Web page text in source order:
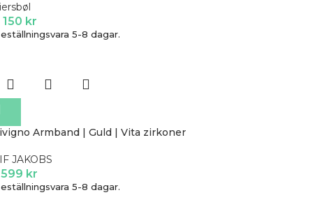
150 kr
5-8 dagar.
Armband | Guld | Vita zirkoner
JAKOBS
599 kr
5-8 dagar.